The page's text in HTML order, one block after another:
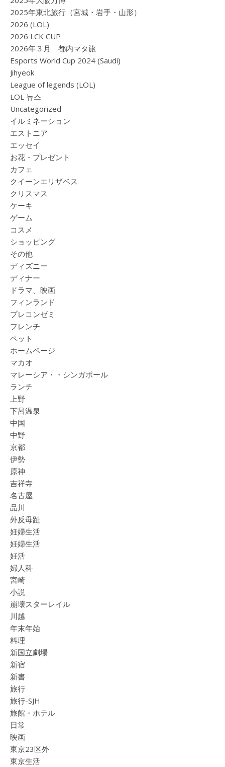
2025年東北旅行（宮城・岩手・山形）
2026 (LOL)
2026 LCK CUP
2026年３月 都内マタ旅
Esports World Cup 2024 (Saudi)
Jihyeok
League of legends (LOL)
LOL 뉴스
Uncategorized
イルミネーション
エストニア
エッセイ
お花・プレゼント
カフェ
クイーンエリザベス
クリスマス
ケーキ
ゲーム
コスメ
ショッピング
その他
ディズニー
ディナー
ドラマ、映画
フィンランド
プレコンゼミ
フレンチ
ペット
ホームページ
マカオ
マレーシア・・シンガポール
ランチ
上野
下呂温泉
中国
中野
京都
伊勢
原神
吉祥寺
名古屋
品川
外反母趾
妊婦生活
妊婦生活
妊活
婦人科
宮崎
小説
崩壊スターレイル
川越
年末年始
料理
新国立劇場
新宿
新書
旅行
旅行-SJH
旅館・ホテル
日常
映画
東京23区外
東京生活